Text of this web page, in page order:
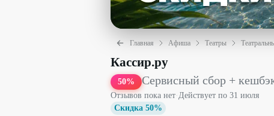
Главная Афиша Театры
Сервисный сбор + кешбэк 5% при
Кассир.ру
50% Сервисный сбор +
Отзывов пока нет·Действует по 31 июля
Скидка 50%